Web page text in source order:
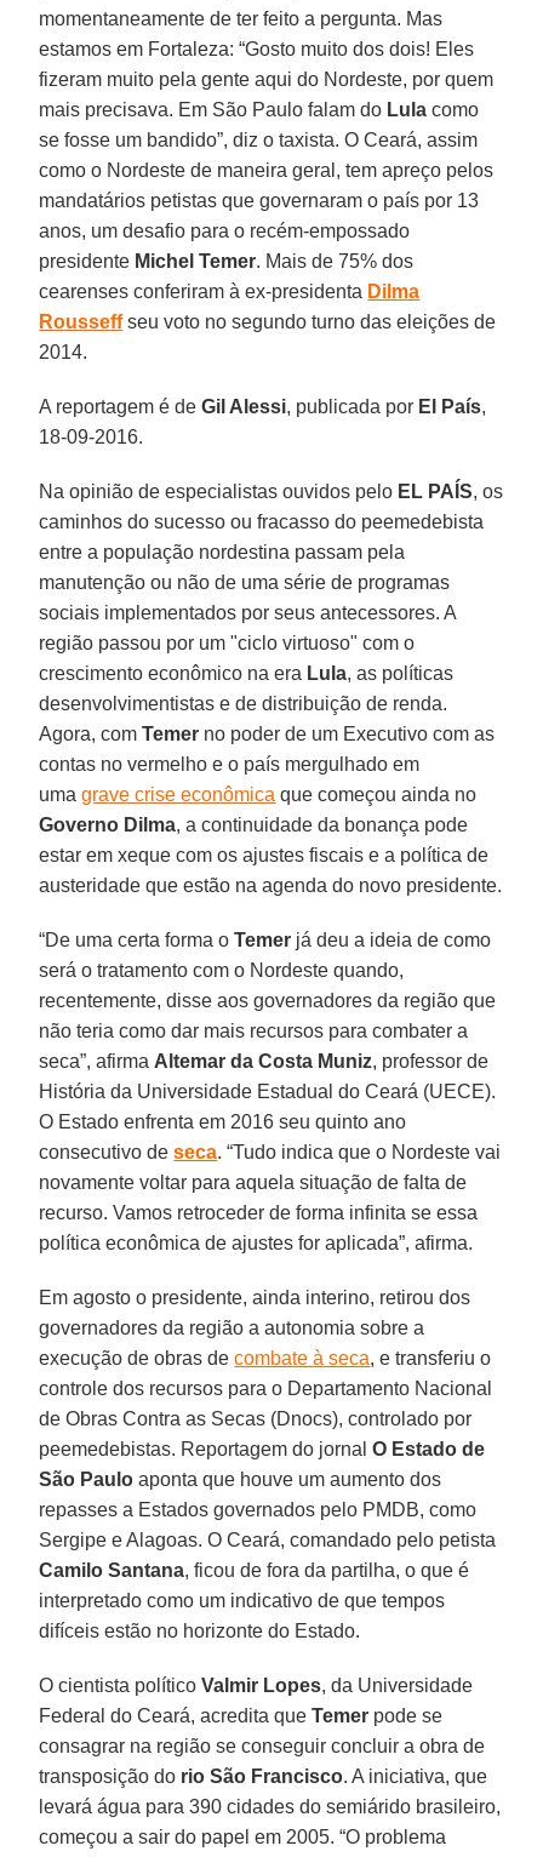
momentaneamente de ter feito a pergunta. Mas
estamos em Fortaleza: “Gosto muito dos dois! Eles
fizeram muito pela gente aqui do Nordeste, por quem
mais precisava. Em São Paulo falam do Lula como
se fosse um bandido”, diz o taxista. O Ceará, assim
como o Nordeste de maneira geral, tem apreço pelos
mandatários petistas que governaram o país por 13
anos, um desafio para o recém-empossado
presidente Michel Temer. Mais de 75% dos
cearenses conferiram à ex-presidenta Dilma
Rousseffseu voto no segundo turno das eleições de
2014.
A reportagem é deGil Alessi, publicada por El País,
18-09-2016.
Na opinião de especialistas ouvidos pelo EL PAÍS, os
caminhos do sucesso ou fracasso do peemedebista
entre a população nordestina passam pela
manutenção ou não de uma série de programas
sociais implementados por seus antecessores. A
região passou por um "ciclo virtuoso" com o
crescimento econômico na era Lula, as políticas
desenvolvimentistas e de distribuição de renda.
Agora, comTemer no poder de um Executivo com as
contas no vermelho e o país mergulhado em
umagrave crise econômica que começou ainda no
Governo Dilma, a continuidade da bonança pode
estar em xeque com os ajustes fiscais e a política de
austeridade que estão na agenda do novo presidente.
“De uma certa forma oTemer já deu a ideia de como
será o tratamento com o Nordeste quando,
recentemente, disse aos governadores da região que
não teria como dar mais recursos para combater a
seca”, afirma Altemar da Costa Muniz, professor de
História da Universidade Estadual do Ceará (UECE).
O Estado enfrenta em 2016 seu quinto ano
consecutivo deseca. “Tudo indica que o Nordeste vai
novamente voltar para aquela situação de falta de
recurso. Vamos retroceder de forma infinita se essa
política econômica de ajustes for aplicada”, afirma.
Em agosto o presidente, ainda interino, retirou dos
governadores da região a autonomia sobre a
execução de obras decombate à seca, e transferiu o
controle dos recursos para o Departamento Nacional
de Obras Contra as Secas (Dnocs), controlado por
peemedebistas. Reportagem do jornalO Estado de
São Paulo aponta que houve um aumento dos
repasses a Estados governados pelo PMDB, como
Sergipe e Alagoas. O Ceará, comandado pelo petista
Camilo Santana, ficou de fora da partilha, o que é
interpretado como um indicativo de que tempos
difíceis estão no horizonte do Estado.
O cientista políticoValmir Lopes, da Universidade
Federal do Ceará, acredita queTemer pode se
consagrar na região se conseguir concluir a obra de
transposição do rio São Francisco. A iniciativa, que
levará água para 390 cidades do semiárido brasileiro,
começou a sair do papel em 2005. “O problema